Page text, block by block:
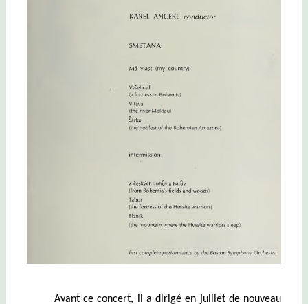
Avant ce concert, il a dirigé en juillet de nouveau